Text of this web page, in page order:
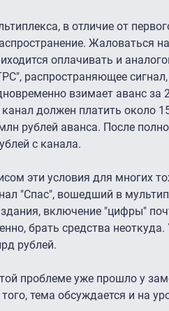
в отличие от
Жаловаться
оплачивать и
распространяющее
взимает аванс
должен платить около
рублей аванса. После
с канала.
эти условия для
"Спас", вошедший в
включение "цифры"
брать средства
рублей.
проблеме уже прошло у
тема обсуждается и на